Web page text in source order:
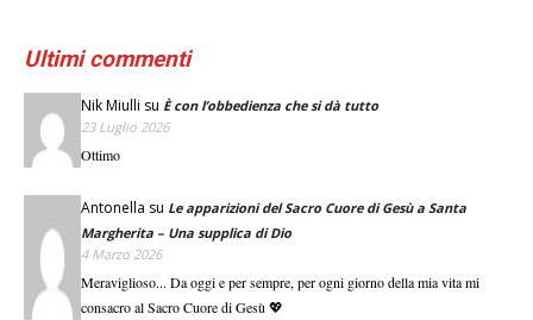
Ultimi commenti
Nik Miulli su È con l’obbedienza che si dà tutto
23 Luglio 2026
Ottimo
Antonella su Le apparizioni del Sacro Cuore di Gesù a Santa
Margherita – Una supplica di Dio
4 Marzo 2026
Meraviglioso... Da oggi e per sempre, per ogni giorno della mia vita mi
consacro al Sacro Cuore di Gesù 💖